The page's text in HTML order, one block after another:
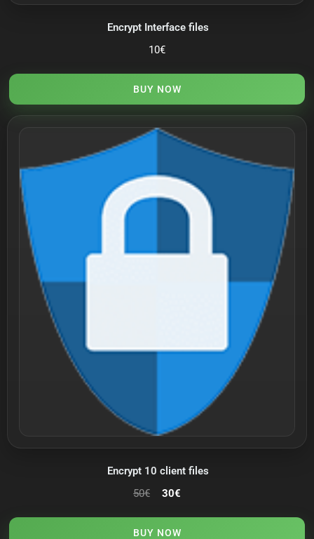
Encrypt Interface files
10€
BUY NOW
Encrypt 10 client files
50€ 30€
BUY NOW